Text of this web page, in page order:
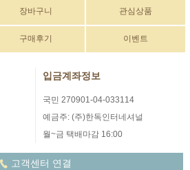
장바구니 관심상품
구매후기 이벤트
입금계좌정보
국민 270901-04-033114
예금주: (주)한독인터네셔널
월~금 택배마감 16:00
고객센터 연결